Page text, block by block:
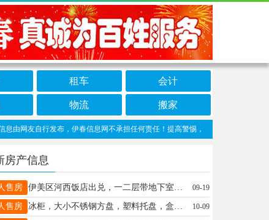
租车 会计
物流 搬家
由网友自行发布，伊春信息网不承担任何责任！提高警惕，谨防诈骗！做推广、
房产信息
售房 伊美区河西饭店出兑，一二层带地下室，饭店烧烤都行，现成装修，接手盈利，电话13199267857郭先生13199267857 09-19
售房 冰柜，大小不锈钢方盘，塑料托盘，盒饭不锈钢餐盘，高压锅，商用饼铛，不锈钢桶，大保温桶，烤肠机等陈先生18645836898 10-09